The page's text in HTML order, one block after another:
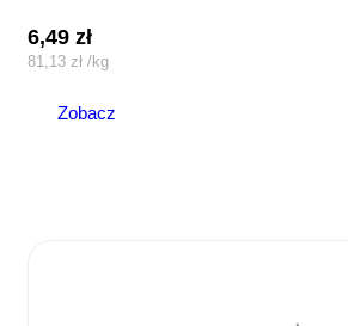
6,49zł
81,13zł /kg
Zobacz